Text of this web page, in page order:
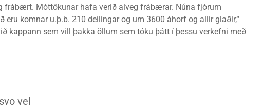
frábært. Móttökunar hafa verið alveg frábærar. Núna fjórum
komnar u.þ.b. 210 deilingar og um 3600 áhorf og allir glaðir,“
kappann sem vill þakka öllum sem tóku þátt í þessu verkefni með
vel